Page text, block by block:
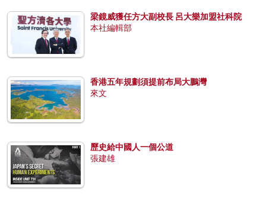
梁鏡威獲任方大副校長 呂大樂加盟社科院
本社編輯部
香港五年規劃須提前布局大鵬灣
來文
歷史給中國人一個公道
張建雄